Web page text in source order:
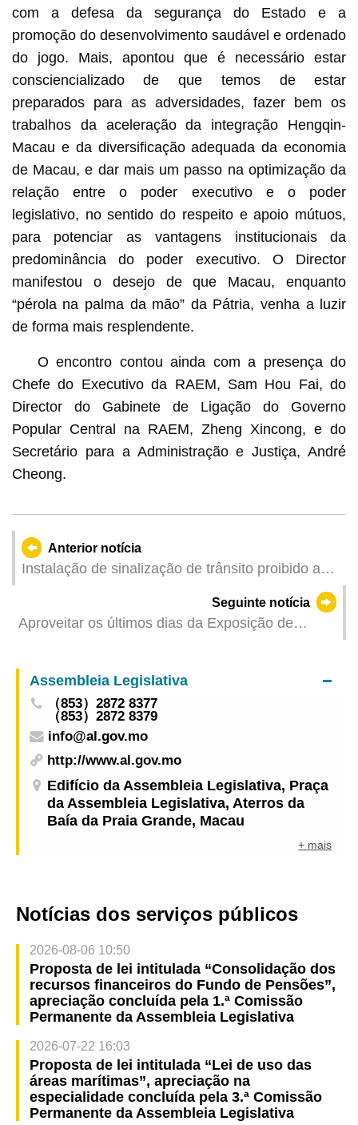
com a defesa da segurança do Estado e a
promoção do desenvolvimento saudável e ordenado
do jogo. Mais, apontou que é necessário estar
consciencializado de que temos de estar
preparados para as adversidades, fazer bem os
trabalhos da aceleração da integração Hengqin-
Macau e da diversificação adequada da economia
de Macau, e dar mais um passo na optimização da
relação entre o poder executivo e o poder
legislativo, no sentido do respeito e apoio mútuos,
para potenciar as vantagens institucionais da
predominância do poder executivo. O Director
manifestou o desejo de que Macau, enquanto
“pérola na palma da mão” da Pátria, venha a luzir
de forma mais resplendente.
O encontro contou ainda com a presença do
Chefe do Executivo da RAEM, Sam Hou Fai, do
Director do Gabinete de Ligação do Governo
Popular Central na RAEM, Zheng Xincong, e do
Secretário para a Administração e Justiça, André
Cheong.
Anterior notícia
Instalação de sinalização de trânsito proibido a
Seguinte notícia
Aproveitar os últimos dias da Exposição de
Assembleia Legislativa
（853）2872 8377
（853）2872 8379
info@al.gov.mo
http://www.al.gov.mo
Edifício da Assembleia Legislativa, Praça
da Assembleia Legislativa, Aterros da
Baía da Praia Grande, Macau
+ mais
Notícias dos serviços públicos
2026-08-06 10:50
Proposta de lei intitulada “Consolidação dos
recursos financeiros do Fundo de Pensões”,
apreciação concluída pela 1.ª Comissão
Permanente da Assembleia Legislativa
2026-07-22 16:03
Proposta de lei intitulada “Lei de uso das
áreas marítimas”, apreciação na
especialidade concluída pela 3.ª Comissão
Permanente da Assembleia Legislativa